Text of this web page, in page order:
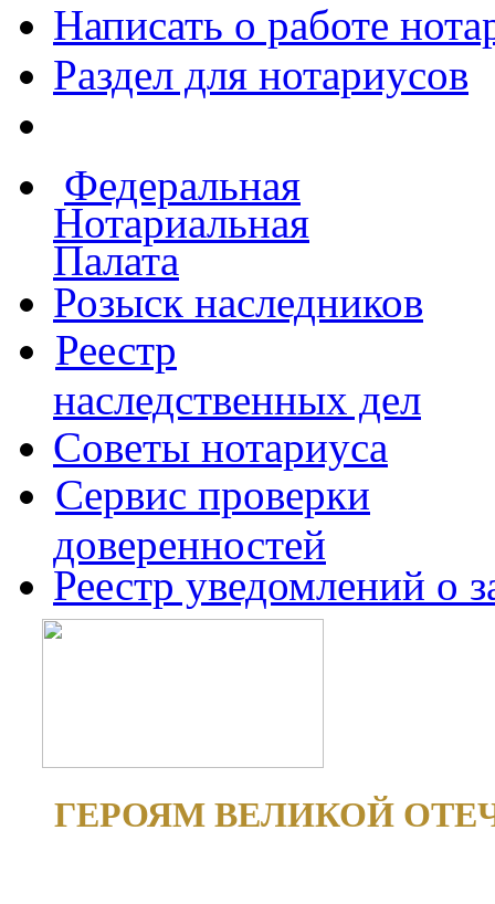
Написать о работе
Раздел для нотариусов
Федеральная
Нотариальная
Палата
Розыск наследников
Реестр
наследственных дел
Советы нотариуса
Сервис проверки
доверенностей
Реестр уведомлений о
ГЕРОЯМ ВЕЛИКОЙ